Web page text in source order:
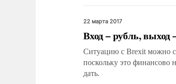
22 марта 2017
Вход – рубль, выход
Ситуацию с Brexit можно
поскольку это финансово
дать.